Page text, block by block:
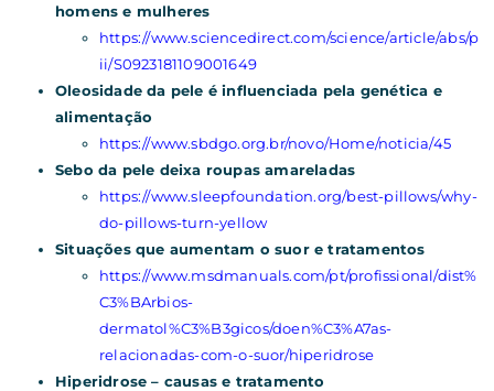
homens e mulheres
https://www.sciencedirect.com/science/article/abs/p
ii/S0923181109001649
Oleosidade da pele é influenciada pela genética e
alimentação
https://www.sbdgo.org.br/novo/Home/noticia/45
Sebo da pele deixa roupas amareladas
https://www.sleepfoundation.org/best-pillows/why-
do-pillows-turn-yellow
Situações que aumentam o suor e tratamentos
https://www.msdmanuals.com/pt/profissional/dist%
C3%BArbios-
dermatol%C3%B3gicos/doen%C3%A7as-
relacionadas-com-o-suor/hiperidrose
Hiperidrose – causas e tratamento